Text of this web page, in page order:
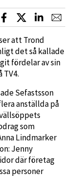
Dela på Facebook
Dela på XDela på
att Trond
det så kallade
fördelar av sin
Sefastsson
anställda på
som
Lindmarker
Jenny
där företag
personer